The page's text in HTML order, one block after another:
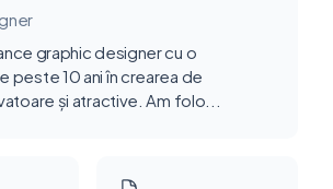
graphic designer cu o
peste 10 ani în crearea de
și atractive. Am folo...